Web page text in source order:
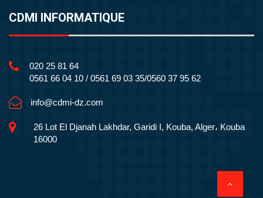
CDMI INFORMATIQUE
020 25 81 64
0561 66 04 10 / 0561 69 03 35/0560 37 95 62
info@cdmi-dz.com
26 Lot El Djanah Lakhdar, Garidi I, Kouba, Alger، Kouba
16000